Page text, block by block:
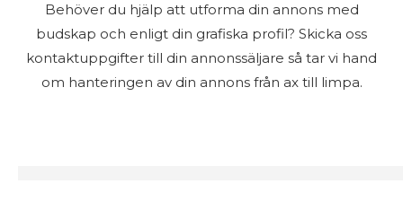
Behöver du hjälp att utforma din annons med
budskap och enligt din grafiska profil? Skicka oss
kontaktuppgifter till din annonssäljare så tar vi hand
om hanteringen av din annons från ax till limpa.